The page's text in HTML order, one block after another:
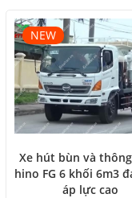
NEW
Xe hút bùn và
hino FG 6 khối 6m3
áp lực cao